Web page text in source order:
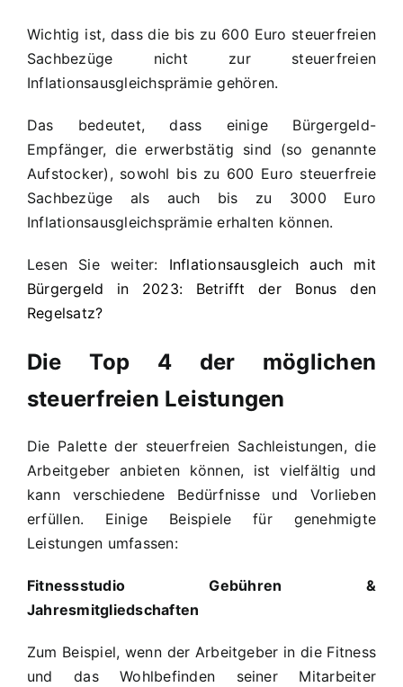
Wichtig ist, dass die bis zu 600 Euro steuerfreien
Sachbezüge nicht zur steuerfreien
Inflationsausgleichsprämie gehören.
Das bedeutet, dass einige Bürgergeld-
Empfänger, die erwerbstätig sind (so genannte
Aufstocker), sowohl bis zu 600 Euro steuerfreie
Sachbezüge als auch bis zu 3000 Euro
Inflationsausgleichsprämie erhalten können.
Lesen Sie weiter: Inflationsausgleich auch mit
Bürgergeld in 2023: Betrifft der Bonus den
Regelsatz?
Die Top 4 der möglichen
steuerfreien Leistungen
Die Palette der steuerfreien Sachleistungen, die
Arbeitgeber anbieten können, ist vielfältig und
kann verschiedene Bedürfnisse und Vorlieben
erfüllen. Einige Beispiele für genehmigte
Leistungen umfassen:
Fitnessstudio Gebühren &
Jahresmitgliedschaften
Zum Beispiel, wenn der Arbeitgeber in die Fitness
und das Wohlbefinden seiner Mitarbeiter